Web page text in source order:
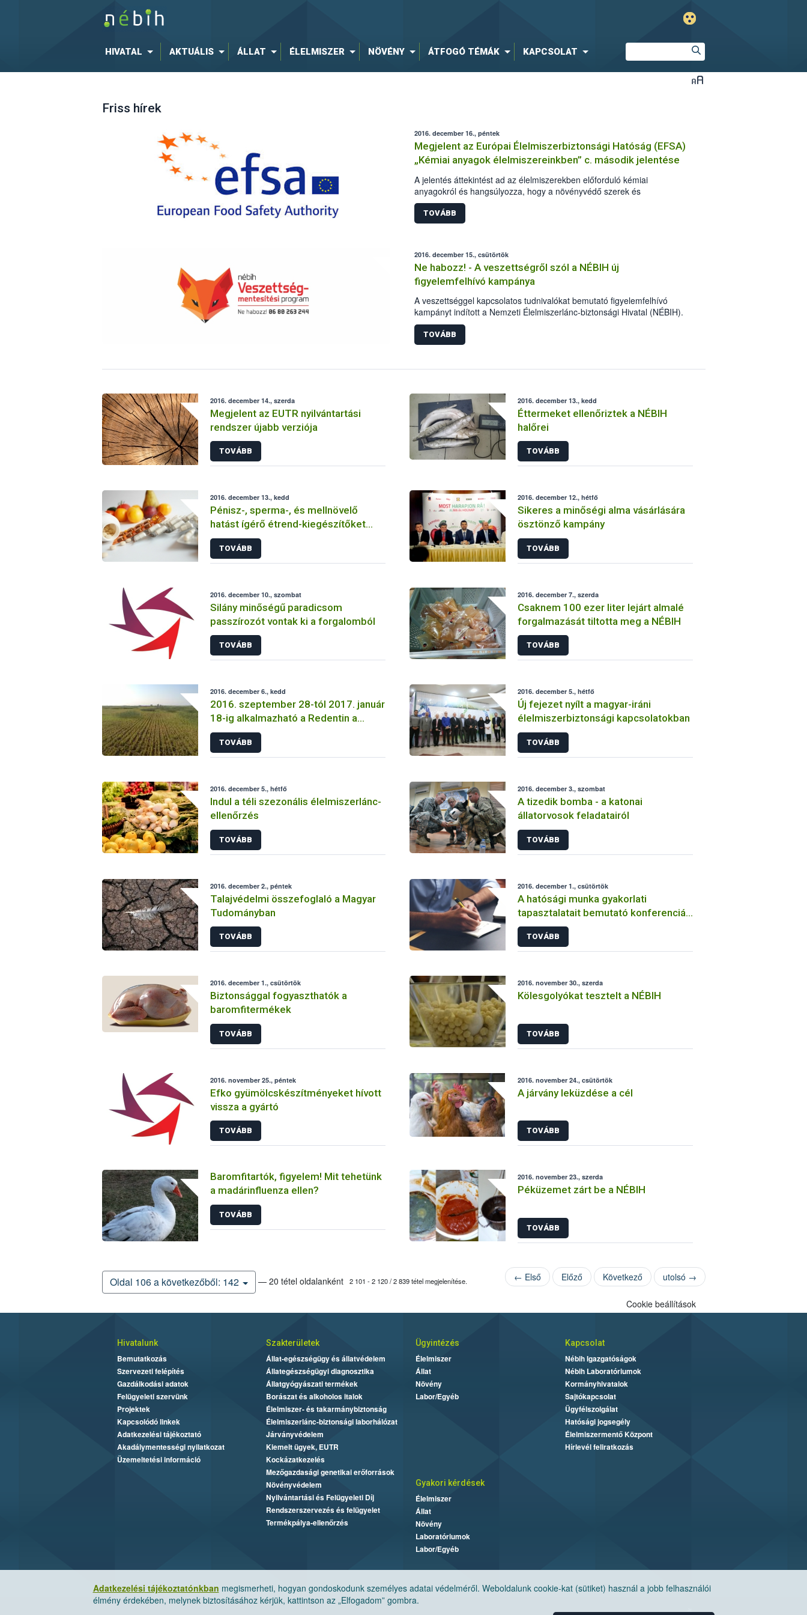
HIVATAL AKTUÁLIS ÁLLAT ÉLELMISZER NÖVÉNY ÁTFOGÓ TÉMÁK KAPCSOLAT
Friss hírek
2016. december 16., péntek
Megjelent az Európai Élelmiszerbiztonsági Hatóság (EFSA)
„Kémiai anyagok élelmiszereinkben” c. második jelentése
A jelentés áttekintést ad az élelmiszerekben előforduló kémiai
anyagokról és hangsúlyozza, hogy a növényvédő szerek és
állatgyógyászati szerek maradékai tekintetében az EU-ban kielégítő a
helyzet.
TOVÁBB
2016. december 15., csütörtök
Ne habozz! - A veszettségről szól a NÉBIH új
figyelemfelhívó kampánya
A veszettséggel kapcsolatos tudnivalókat bemutató figyelemfelhívó
kampányt indított a Nemzeti Élelmiszerlánc-biztonsági Hivatal (NÉBIH).
Az Európai Unió társfinanszírozásával megvalósuló program célja, hogy
bővítse a lakosság betegséggel kapcsolatos ismereteit. Az információkat
változatos eszközökkel, többek között szórólapokon, a közösségi
hivatal.
TOVÁBB
2016. december 14., szerda
Megjelent az EUTR nyilvántartási
rendszer újabb verziója
TOVÁBB
2016. december 13., kedd
Éttermeket ellenőriztek a NÉBIH
halőrei
TOVÁBB
2016. december 13., kedd
Pénisz-, sperma-, és mellnövelő
hatást ígérő étrend-kiegészítőket
vont ki a forgalomból a NÉBIH
TOVÁBB
2016. december 12., hétfő
Sikeres a minőségi alma vásárlására
ösztönző kampány
TOVÁBB
2016. december 10., szombat
Silány minőségű paradicsom
passzírozót vontak ki a forgalomból
TOVÁBB
2016. december 7., szerda
Csaknem 100 ezer liter lejárt almalé
forgalmazását tiltotta meg a NÉBIH
TOVÁBB
2016. december 6., kedd
2016. szeptember 28-tól 2017. január
18-ig alkalmazható a Redentin a
mezei pocok ellen
TOVÁBB
2016. december 5., hétfő
Új fejezet nyílt a magyar-iráni
élelmiszerbiztonsági kapcsolatokban
TOVÁBB
2016. december 5., hétfő
Indul a téli szezonális élelmiszerlánc-
ellenőrzés
TOVÁBB
2016. december 3., szombat
A tizedik bomba - a katonai
állatorvosok feladatairól
TOVÁBB
2016. december 2., péntek
Talajvédelmi összefoglaló a Magyar
Tudományban
TOVÁBB
2016. december 1., csütörtök
A hatósági munka gyakorlati
tapasztalatait bemutató konferenciát
tartottak az Állatorvostudományi
Egyetemen
TOVÁBB
2016. december 1., csütörtök
Biztonsággal fogyaszthatók a
baromfitermékek
TOVÁBB
2016. november 30., szerda
Kölesgolyókat tesztelt a NÉBIH
TOVÁBB
2016. november 25., péntek
Efko gyümölcskészítményeket hívott
vissza a gyártó
TOVÁBB
2016. november 24., csütörtök
A járvány leküzdése a cél
TOVÁBB
Baromfitartók, figyelem! Mit tehetünk
a madárinfluenza ellen?
TOVÁBB
2016. november 23., szerda
Péküzemet zárt be a NÉBIH
TOVÁBB
Oldal 106 a következőből: 142 — 20 tétel oldalanként 2 101 - 2 120 / 2 839 tétel megjelenítése. ← Első Előző Következő utolsó →
Adatkezelési tájékoztatónkban megismerheti, hogyan gondoskodunk személyes adatai védelméről. Weboldalunk cookie-kat (sütiket) használ a jobb felhasználói
élmény érdekében, melynek biztosításához kérjük, kattintson az „Elfogadom” gombra.
Cookie beállítások
Hivatalunk
Bemutatkozás
Szervezeti felépítés
Gazdálkodási adatok
Felügyeleti szervünk
Projektek
Kapcsolódó linkek
Adatkezelési tájékoztató
Akadálymentességi nyilatkozat
Üzemeltetési információ
Szakterületek
Állat-egészségügy és állatvédelem
Állategészségügyi diagnosztika
Állatgyógyászati termékek
Borászat és alkoholos italok
Élelmiszer- és takarmánybiztonság
Élelmiszerlánc-biztonsági laborhálózat
Járványvédelem
Kiemelt ügyek, EUTR
Kockázatkezelés
Mezőgazdasági genetikai erőforrások
Növényvédelem
Nyilvántartási és Felügyeleti Díj
Rendszerszervezés és felügyelet
Termékpálya-ellenőrzés
Ügyintézés
Élelmiszer
Állat
Növény
Labor/Egyéb
Kapcsolat
Nébih Igazgatóságok
Nébih Laboratóriumok
Kormányhivatalok
Sajtókapcsolat
Ügyfélszolgálat
Hatósági jogsegély
Élelmiszermentő Központ
Hírlevél feliratkozás
Gyakori kérdések
Élelmiszer
Állat
Növény
Laboratóriumok
Labor/Egyéb